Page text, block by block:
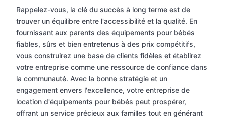
Rappelez-vous, la clé du succès à long terme est de
trouver un équilibre entre l'accessibilité et la qualité. En
fournissant aux parents des équipements pour bébés
fiables, sûrs et bien entretenus à des prix compétitifs,
vous construirez une base de clients fidèles et établirez
votre entreprise comme une ressource de confiance dans
la communauté. Avec la bonne stratégie et un
engagement envers l'excellence, votre entreprise de
location d'équipements pour bébés peut prospérer,
offrant un service précieux aux familles tout en générant